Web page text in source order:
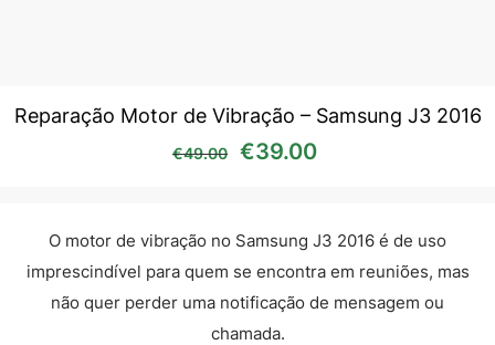
Reparação Motor de Vibração – Samsung J3 2016
€49.00 O preço original era:
€39.00
O motor de vibração no Samsung J3 2016 é de uso
imprescindível para quem se encontra em reuniões, mas
não quer perder uma notificação de mensagem ou
chamada.